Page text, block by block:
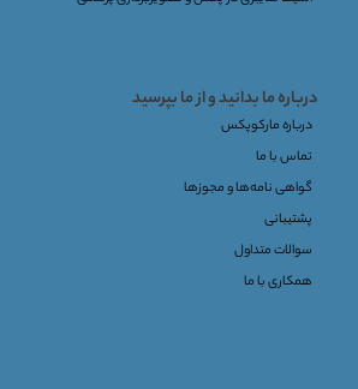
درباره ما بدانید و از ما بپرسید
درباره مارکوپکس
تماس با ما
گواهی نامه‌ها و مجوزها
پشتیبانی
سوالات متداول
همکاری با ما